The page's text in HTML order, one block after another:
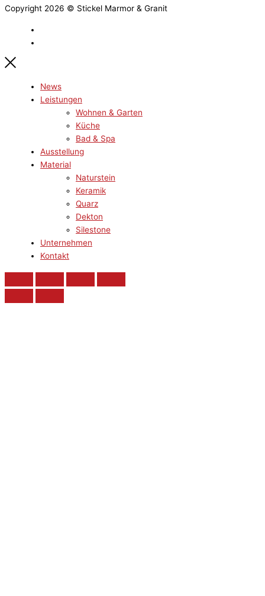
Copyright 2026 © Stickel Marmor & Granit
News
Leistungen
Wohnen & Garten
Küche
Bad & Spa
Ausstellung
Material
Naturstein
Keramik
Quarz
Dekton
Silestone
Unternehmen
Kontakt